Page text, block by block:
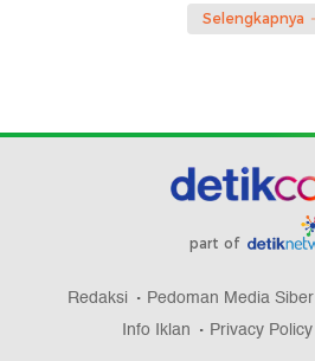
Selengkapnya
part of
Redaksi Pedoman Media Siber
Info Iklan
Privacy Policy